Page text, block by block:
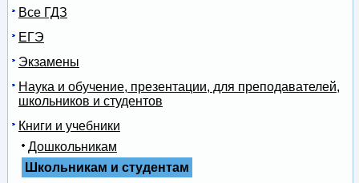
Все ГДЗ
ЕГЭ
Экзамены
Наука и обучение, презентации, для преподавателей,
школьников и студентов
Книги и учебники
Дошкольникам
Школьникам и студентам